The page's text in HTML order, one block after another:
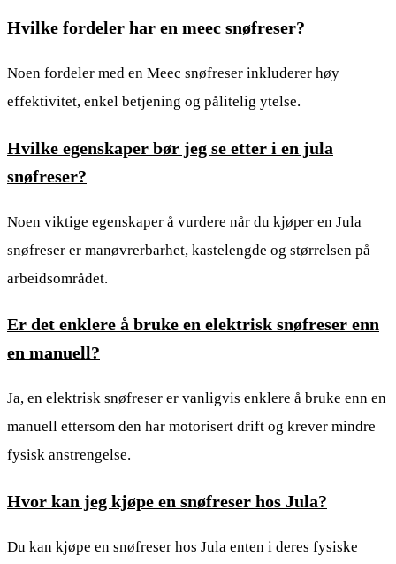
Hvilke fordeler har en meec snøfreser?
Noen fordeler med en Meec snøfreser inkluderer høy
effektivitet, enkel betjening og pålitelig ytelse.
Hvilke egenskaper bør jeg se etter i en jula
snøfreser?
Noen viktige egenskaper å vurdere når du kjøper en Jula
snøfreser er manøvrerbarhet, kastelengde og størrelsen på
arbeidsområdet.
Er det enklere å bruke en elektrisk snøfreser enn
en manuell?
Ja, en elektrisk snøfreser er vanligvis enklere å bruke enn en
manuell ettersom den har motorisert drift og krever mindre
fysisk anstrengelse.
Hvor kan jeg kjøpe en snøfreser hos Jula?
Du kan kjøpe en snøfreser hos Jula enten i deres fysiske